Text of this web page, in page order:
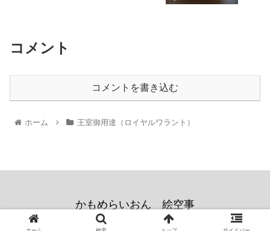
コメント
コメントを書き込む
ホーム 王室御用達（ロイヤルワラント）
かもめらいおん 絵空事
© 2020 かもめらいおん.